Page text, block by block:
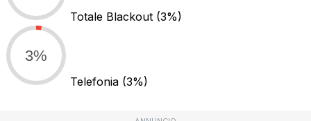
Totale Blackout (3%)
3%
Telefonia (3%)